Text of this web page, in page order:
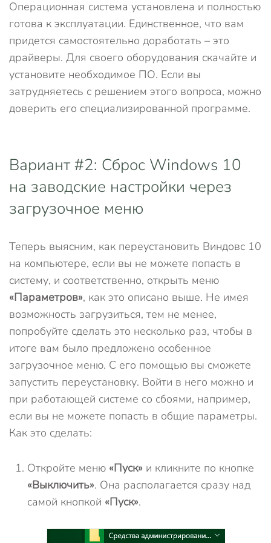
Операционная система установлена и полностью
готова к эксплуатации. Единственное, что вам
придется самостоятельно доработать – это
драйверы. Для своего оборудования скачайте и
установите необходимое ПО. Если вы
затрудняетесь с решением этого вопроса, можно
доверить его специализированной программе.
Вариант #2: Сброс Windows 10
на заводские настройки через
загрузочное меню
Теперь выясним, как переустановить Виндовс 10
на компьютере, если вы не можете попасть в
систему, и соответственно, открыть меню
«Параметров», как это описано выше. Не имея
возможность загрузиться, тем не менее,
попробуйте сделать это несколько раз, чтобы в
итоге вам было предложено особенное
загрузочное меню. С его помощью вы сможете
запустить переустановку. Войти в него можно и
при работающей системе со сбоями, например,
если вы не можете попасть в общие параметры.
Как это сделать:
Откройте меню «Пуск» и кликните по кнопке
«Выключить». Она располагается сразу над
самой кнопкой «Пуск».